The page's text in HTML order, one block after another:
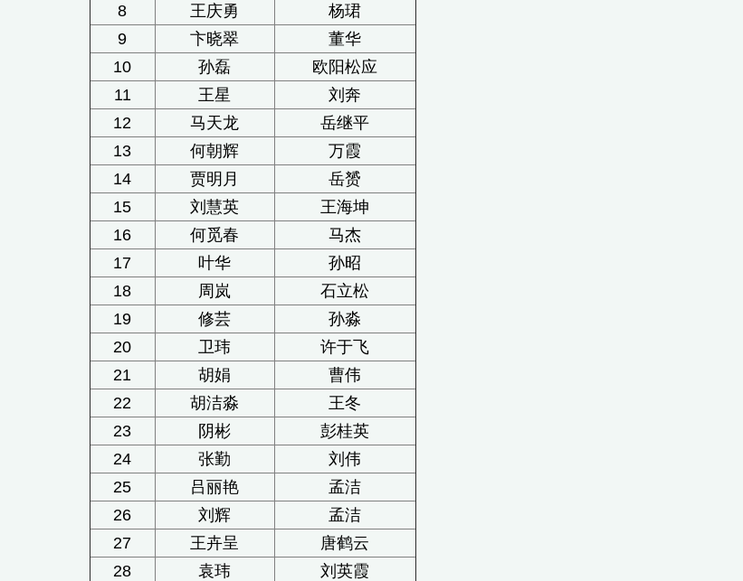
8
王庆勇
杨珺
9
卞晓翠
董华
10
孙磊
欧阳松应
11
王星
刘奔
12
马天龙
岳继平
13
何朝辉
万霞
14
贾明月
岳赟
15
刘慧英
王海坤
16
何觅春
马杰
17
叶华
孙昭
18
周岚
石立松
19
修芸
孙淼
20
卫玮
许于飞
21
胡娟
曹伟
22
胡洁淼
王冬
23
阴彬
彭桂英
24
张勤
刘伟
25
吕丽艳
孟洁
26
刘辉
孟洁
27
王卉呈
唐鹤云
28
袁玮
刘英霞